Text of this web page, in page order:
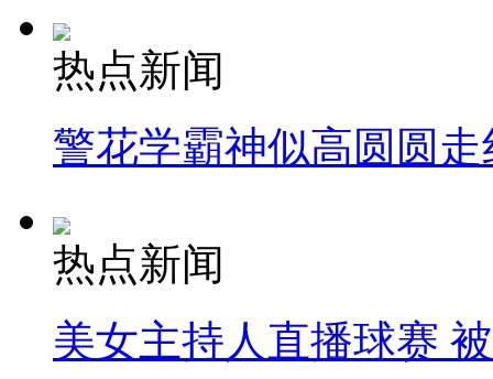
热点新闻
警花学霸神似高圆圆走
热点新闻
美女主持人直播球赛